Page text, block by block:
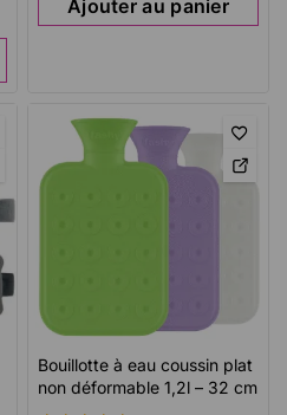
Ajouter au panier
Bouillotte à eau coussin plat
non déformable 1,2l – 32 cm